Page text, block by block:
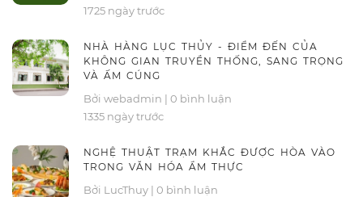
1725 ngày trước
NHÀ HÀNG LỤC THỦY - ĐIỂM ĐẾN CỦA
KHÔNG GIAN TRUYỀN THỐNG, SANG TRỌNG
VÀ ẤM CÚNG
Bởi webadmin | 0 bình luận
1335 ngày trước
NGHỆ THUẬT TRẠM KHẮC ĐƯỢC HÒA VÀO
TRONG VĂN HÓA ẨM THỰC
Bởi LucThuy | 0 bình luận